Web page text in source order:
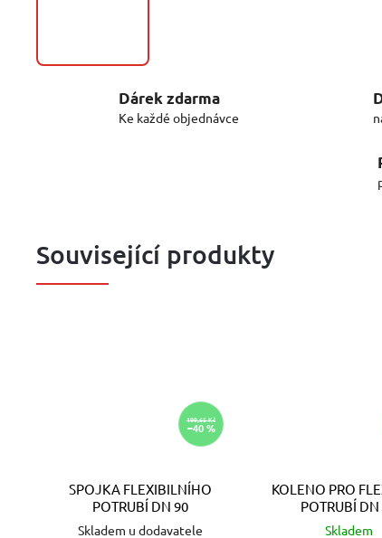
Dárek zdarma
Ke každé objednávce
Související produkty
199,65 Kč
–40 %
SPOJKA FLEXIBILNÍHO
POTRUBÍ DN 90
Skladem u dodavatele
KOLENO PRO
POTRUBÍ DN
Skladem